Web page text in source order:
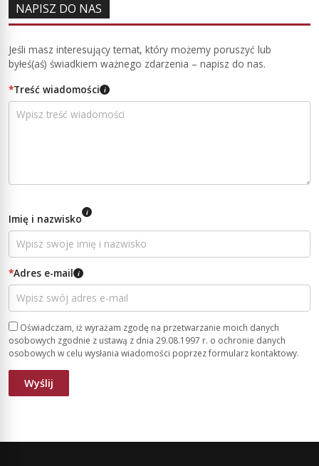
NAPISZ DO NAS
Jeśli masz interesujący temat, który możemy poruszyć lub
byłeś(aś) świadkiem ważnego zdarzenia – napisz do nas.
*Treść wiadomości i
Imię i nazwisko i
*Adres e-mail i
Oświadczam, iż wyrażam zgodę na przetwarzanie moich danych
osobowych zgodnie z ustawą z dnia 29.08.1997 r. o ochronie danych
osobowych w celu wysłania wiadomości poprzez formularz kontaktowy.